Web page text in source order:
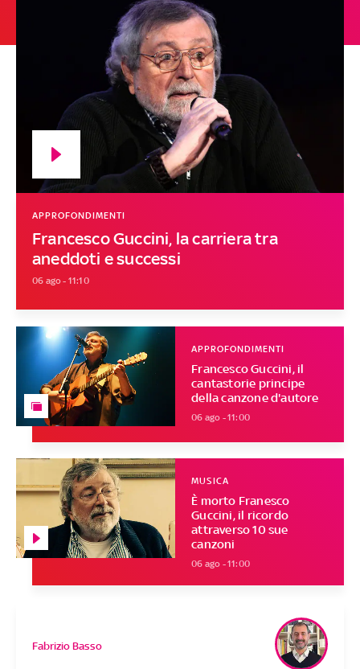
Francesco Guccini, la carriera tra
aneddoti e successi
APPROFONDIMENTI
06 ago - 11:10
Francesco Guccini, il
cantastorie principe
della canzone d'autore
APPROFONDIMENTI
06 ago - 11:00
È morto Franesco
Guccini, il ricordo
attraverso 10 sue
canzoni
MUSICA
06 ago - 11:00
Fabrizio Basso